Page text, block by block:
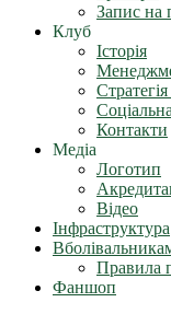
Запис на
Клуб
Історія
Стратегія
Контакти
Медіа
Логотип
Відео
Інфраструктура
Правила
Фаншоп